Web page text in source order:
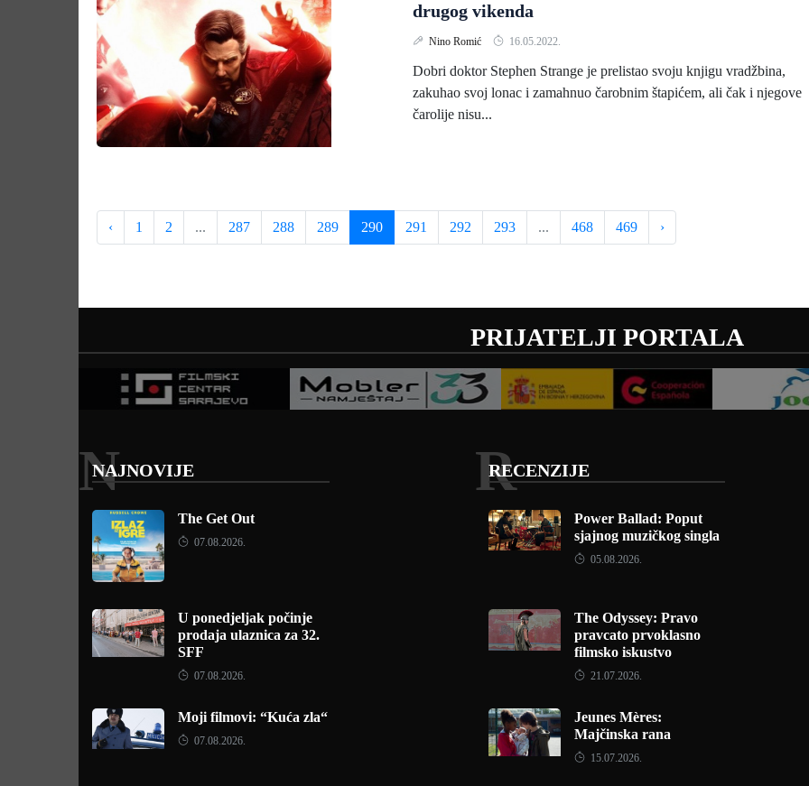
drugog vikenda
Nino Romić 16.05.2022.
Dobri doktor Stephen Strange je prelistao svoju knjigu vradžbina,
zakuhao svoj lonac i zamahnuo čarobnim štapićem, ali čak i njegove
čarolije nisu...
‹ 1 2 ... 287 288 289 290 291 292 293 ... 468 469 ›
PRIJATELJI PORTALA
NAJNOVIJE
N
The Get Out
07.08.2026.
U ponedjeljak počinje
prodaja ulaznica za 32.
SFF
07.08.2026.
Moji filmovi: “Kuća zla“
07.08.2026.
RECENZIJE
R
Power Ballad: Poput
sjajnog muzičkog singla
05.08.2026.
The Odyssey: Pravo
pravcato prvoklasno
filmsko iskustvo
21.07.2026.
Jeunes Mères:
Majčinska rana
15.07.2026.